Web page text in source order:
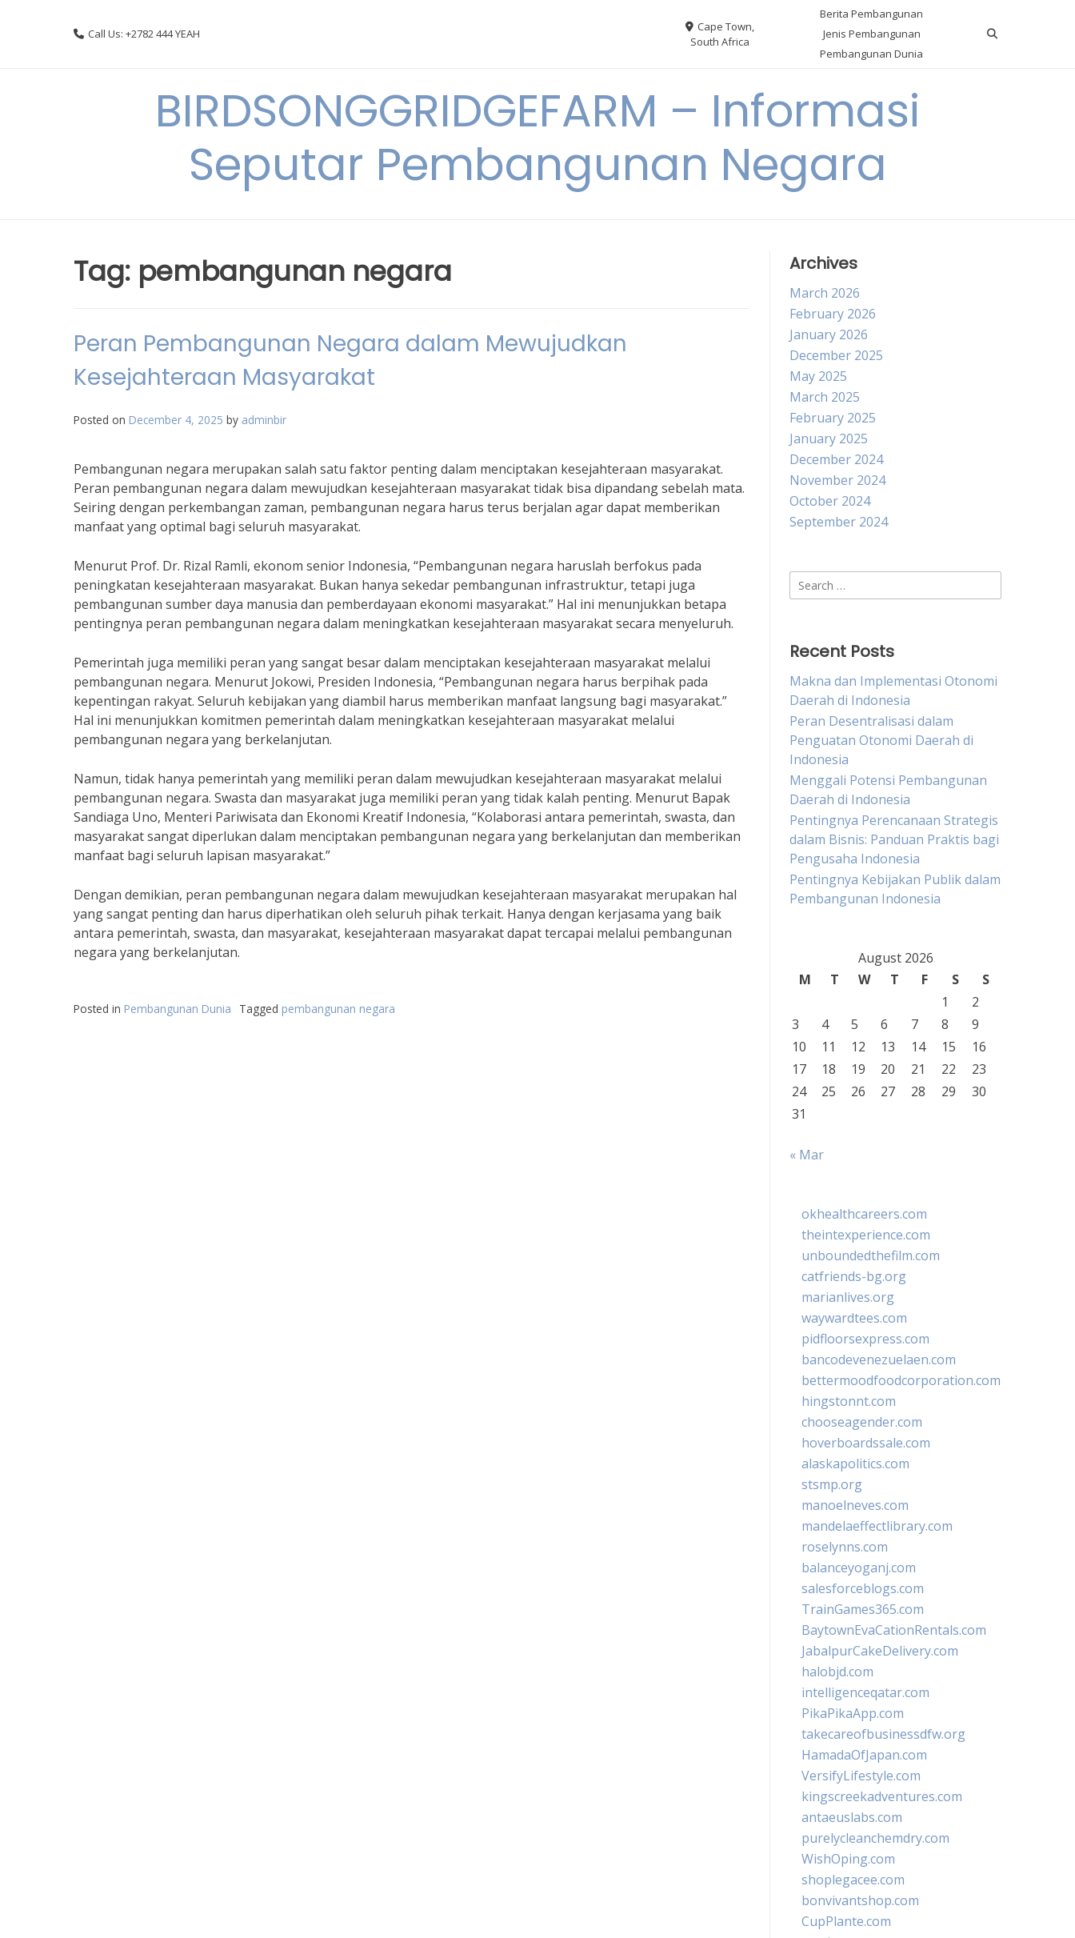
Call Us: +2782 444 YEAH
Cape Town,
South Africa
Berita Pembangunan
Jenis Pembangunan
Pembangunan Dunia
BIRDSONGGRIDGEFARM – Informasi
Seputar Pembangunan Negara
Tag: pembangunan negara
Peran Pembangunan Negara dalam Mewujudkan
Kesejahteraan Masyarakat
Posted on December 4, 2025 by adminbir
Pembangunan negara merupakan salah satu faktor penting dalam menciptakan kesejahteraan masyarakat.
Peran pembangunan negara dalam mewujudkan kesejahteraan masyarakat tidak bisa dipandang sebelah mata.
Seiring dengan perkembangan zaman, pembangunan negara harus terus berjalan agar dapat memberikan
manfaat yang optimal bagi seluruh masyarakat.
Menurut Prof. Dr. Rizal Ramli, ekonom senior Indonesia, “Pembangunan negara haruslah berfokus pada
peningkatan kesejahteraan masyarakat. Bukan hanya sekedar pembangunan infrastruktur, tetapi juga
pembangunan sumber daya manusia dan pemberdayaan ekonomi masyarakat.” Hal ini menunjukkan betapa
pentingnya peran pembangunan negara dalam meningkatkan kesejahteraan masyarakat secara menyeluruh.
Pemerintah juga memiliki peran yang sangat besar dalam menciptakan kesejahteraan masyarakat melalui
pembangunan negara. Menurut Jokowi, Presiden Indonesia, “Pembangunan negara harus berpihak pada
kepentingan rakyat. Seluruh kebijakan yang diambil harus memberikan manfaat langsung bagi masyarakat.”
Hal ini menunjukkan komitmen pemerintah dalam meningkatkan kesejahteraan masyarakat melalui
pembangunan negara yang berkelanjutan.
Namun, tidak hanya pemerintah yang memiliki peran dalam mewujudkan kesejahteraan masyarakat melalui
pembangunan negara. Swasta dan masyarakat juga memiliki peran yang tidak kalah penting. Menurut Bapak
Sandiaga Uno, Menteri Pariwisata dan Ekonomi Kreatif Indonesia, “Kolaborasi antara pemerintah, swasta, dan
masyarakat sangat diperlukan dalam menciptakan pembangunan negara yang berkelanjutan dan memberikan
manfaat bagi seluruh lapisan masyarakat.”
Dengan demikian, peran pembangunan negara dalam mewujudkan kesejahteraan masyarakat merupakan hal
yang sangat penting dan harus diperhatikan oleh seluruh pihak terkait. Hanya dengan kerjasama yang baik
antara pemerintah, swasta, dan masyarakat, kesejahteraan masyarakat dapat tercapai melalui pembangunan
negara yang berkelanjutan.
Posted in Pembangunan Dunia Tagged pembangunan negara
Archives
March 2026
February 2026
January 2026
December 2025
May 2025
March 2025
February 2025
January 2025
December 2024
November 2024
October 2024
September 2024
Search
for:
Recent Posts
Makna dan Implementasi Otonomi
Daerah di Indonesia
Peran Desentralisasi dalam
Penguatan Otonomi Daerah di
Indonesia
Menggali Potensi Pembangunan
Daerah di Indonesia
Pentingnya Perencanaan Strategis
dalam Bisnis: Panduan Praktis bagi
Pengusaha Indonesia
Pentingnya Kebijakan Publik dalam
Pembangunan Indonesia
August 2026
M
T W T F S
S
1
2
3
4 5 6 7 8
9
10
11 12 13 14 15
16
17
18 19 20 21 22
23
24
25 26 27 28 29
30
31
« Mar
okhealthcareers.com
theintexperience.com
unboundedthefilm.com
catfriends-bg.org
marianlives.org
waywardtees.com
pidfloorsexpress.com
bancodevenezuelaen.com
bettermoodfoodcorporation.com
hingstonnt.com
chooseagender.com
hoverboardssale.com
alaskapolitics.com
stsmp.org
manoelneves.com
mandelaeffectlibrary.com
roselynns.com
balanceyoganj.com
salesforceblogs.com
TrainGames365.com
BaytownEvaCationRentals.com
JabalpurCakeDelivery.com
halobjd.com
intelligenceqatar.com
PikaPikaApp.com
takecareofbusinessdfw.org
HamadaOfJapan.com
VersifyLifestyle.com
kingscreekadventures.com
antaeuslabs.com
purelycleanchemdry.com
WishOping.com
shoplegacee.com
bonvivantshop.com
CupPlante.com